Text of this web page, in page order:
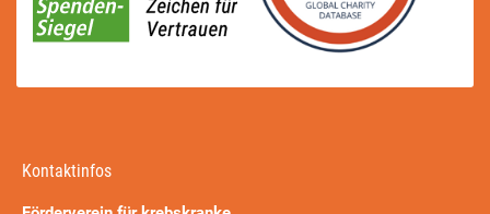
Kontaktinfos